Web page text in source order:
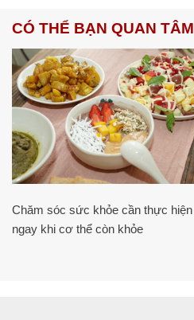
CÓ THỂ BẠN QUAN TÂM
Chăm sóc sức khỏe cần thực hiện
ngay khi cơ thể còn khỏe